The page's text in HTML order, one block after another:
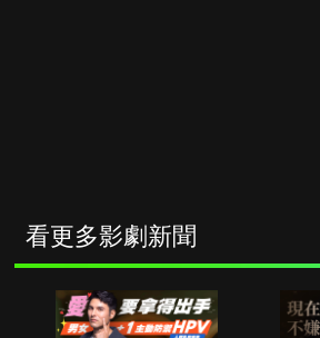
看更多影劇新聞